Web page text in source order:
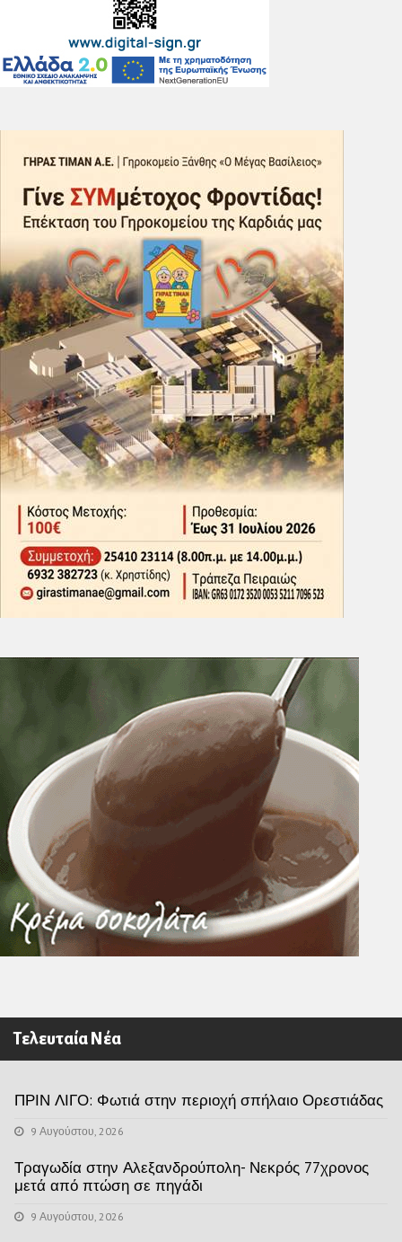
Τελευταία Νέα
ΠΡΙΝ ΛΙΓΟ: Φωτιά στην περιοχή σπήλαιο Ορεστιάδας
9 Αυγούστου, 2026
Τραγωδία στην Αλεξανδρούπολη- Νεκρός 77χρονος
μετά από πτώση σε πηγάδι
9 Αυγούστου, 2026